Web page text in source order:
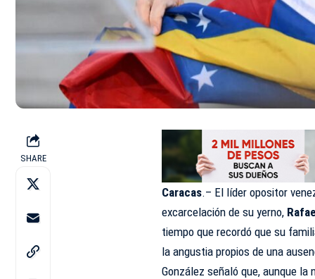
SHARE
Caracas.– El líder opositor
excarcelación de su yerno,
tiempo que recordó que su
la angustia propios de una
González señaló que, aunque